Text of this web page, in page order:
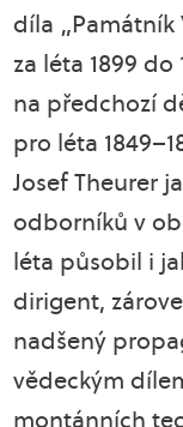
díla „Památník
za léta 1899 do
na předchozí
pro léta
Josef Theurer
odborníků v
léta působil i
dirigent,
nadšený
vědeckým
montánních